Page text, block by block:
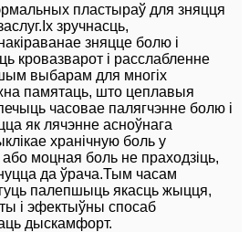
пластыраў для зняцця
зручнасць,
зняцце болю і
кровазварот і расслабленне
выбарам для многіх
памятаць, што цеплавыя
часовае палягчэнне болю і
як лячэнне асноўнага
хранічную боль у
або моцная боль не праходзіць,
да ўрача.Тым часам
палепшыць якасць жыцця,
і эфектыўны спосаб
дыскамфорт.